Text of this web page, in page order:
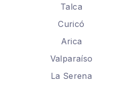
Talca
Curicó
Arica
Valparaíso
La Serena